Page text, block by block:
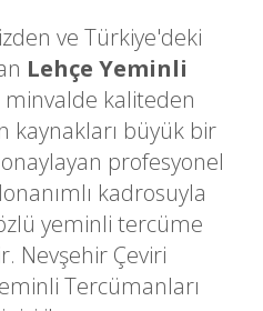
ve Türkiye'deki
Lehçe Yeminli
minvalde kaliteden
büyük bir
profesyonel
kadrosuyla
yeminli tercüme
Nevşehir Çeviri
Tercümanları